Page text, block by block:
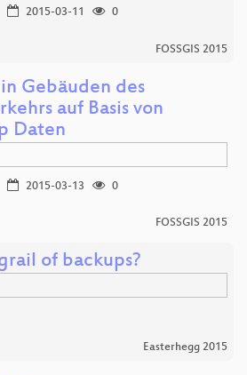
2015-03-11
0
FOSSGIS 2015
Gebäuden des
auf Basis von
Daten
2015-03-13
0
FOSSGIS 2015
of backups?
Easterhegg 2015